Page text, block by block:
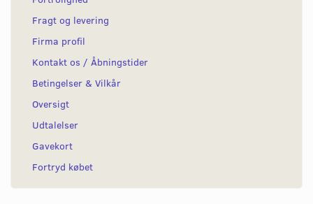
Fragt og levering
Firma profil
Kontakt os / Åbningstider
Betingelser & Vilkår
Oversigt
Udtalelser
Gavekort
Fortryd købet